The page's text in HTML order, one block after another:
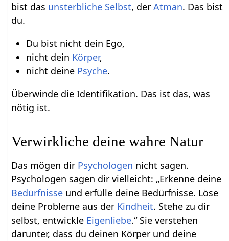
bist das unsterbliche Selbst, derAtman. Das bist
du.
Du bist nicht dein Ego,
nicht dein Körper,
nicht deine Psyche.
Überwinde die Identifikation. Das ist das, was
nötig ist.
Verwirkliche deine wahre Natur
Das mögen dir Psychologen nicht sagen.
Psychologen sagen dir vielleicht: „Erkenne deine
Bedürfnisse und erfülle deine Bedürfnisse. Löse
deine Probleme aus der Kindheit. Stehe zu dir
selbst, entwickle Eigenliebe.“ Sie verstehen
darunter, dass du deinen Körper und deine